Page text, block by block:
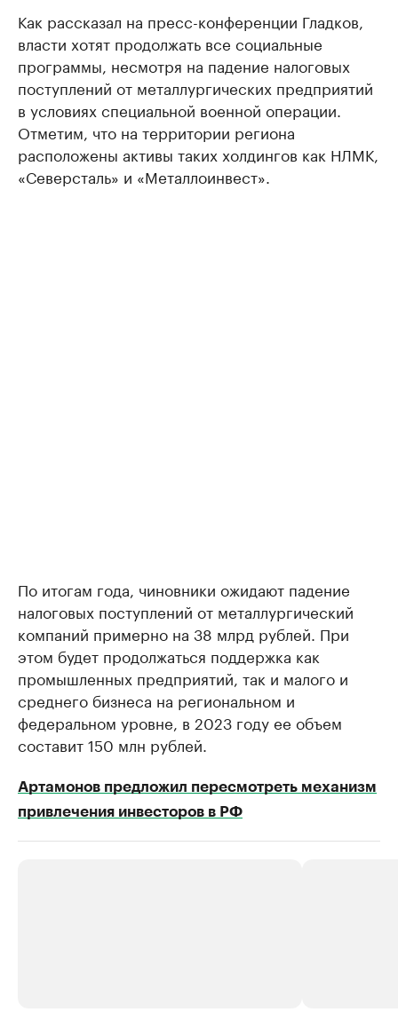
Как рассказал на пресс-конференции Гладков,
власти хотят продолжать все социальные
программы, несмотря на падение налоговых
поступлений от металлургических предприятий
в условиях специальной военной операции.
Отметим, что на территории региона
расположены активы таких холдингов как НЛМК,
«Северсталь» и «Металлоинвест».
По итогам года, чиновники ожидают падение
налоговых поступлений от металлургический
компаний примерно на 38 млрд рублей. При
этом будет продолжаться поддержка как
промышленных предприятий, так и малого и
среднего бизнеса на региональном и
федеральном уровне, в 2023 году ее объем
составит 150 млн рублей.
Артамонов предложил пересмотреть механизм
привлечения инвесторов в РФ